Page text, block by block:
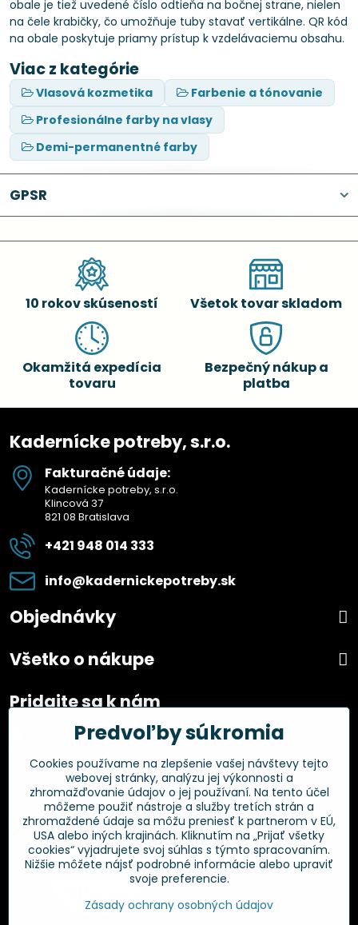
obale je tiež uvedené číslo odtieňa na bočnej strane, nielen
na čele krabičky, čo umožňuje tuby stavať vertikálne. QR kód
na obale poskytuje priamy prístup k vzdelávaciemu obsahu.
Viac z kategórie
Vlasová kozmetika
Farbenie a tónovanie
Profesionálne farby na vlasy
Demi-permanentné farby
GPSR
10 rokov skúseností Všetok tovar skladom
Okamžitá expedícia
tovaru
Bezpečný nákup a
platba
Kadernícke potreby, s.r.o.
Fakturačné údaje:
Kadernícke potreby, s.r.o.
Klincová 37
821 08 Bratislava
+421 948 014 333
info​@kadernickepotreby​.sk
Objednávky
Všetko o nákupe
Pridajte sa k nám
Facebook
Overené zákazníkmi
Predvoľby súkromia
Cookies používame na zlepšenie vašej návštevy tejto
webovej stránky, analýzu jej výkonnosti a
zhromažďovanie údajov o jej používaní. Na tento účel
môžeme použiť nástroje a služby tretích strán a
zhromaždené údaje sa môžu preniesť k partnerom v EÚ,
USA alebo iných krajinách. Kliknutím na „Prijať všetky
cookies“ vyjadrujete svoj súhlas s týmto spracovaním.
Nižšie môžete nájsť podrobné informácie alebo upraviť
svoje preferencie.
Zásady ochrany osobných údajov